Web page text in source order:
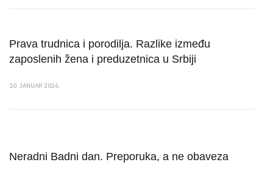
Prava trudnica i porodilja. Razlike između
zaposlenih žena i preduzetnica u Srbiji
10. JANUAR 2026.
Neradni Badni dan. Preporuka, a ne obaveza